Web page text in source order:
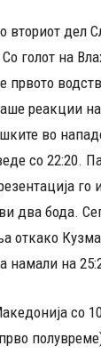
вториот дел
голот на
првото
реакции
во
со 22:20.
го
два бода.
откако
намали на
со